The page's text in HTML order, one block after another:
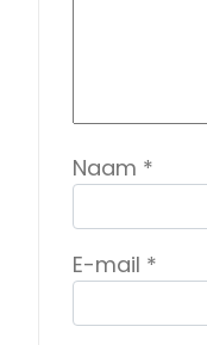
Naam *
E-mail *